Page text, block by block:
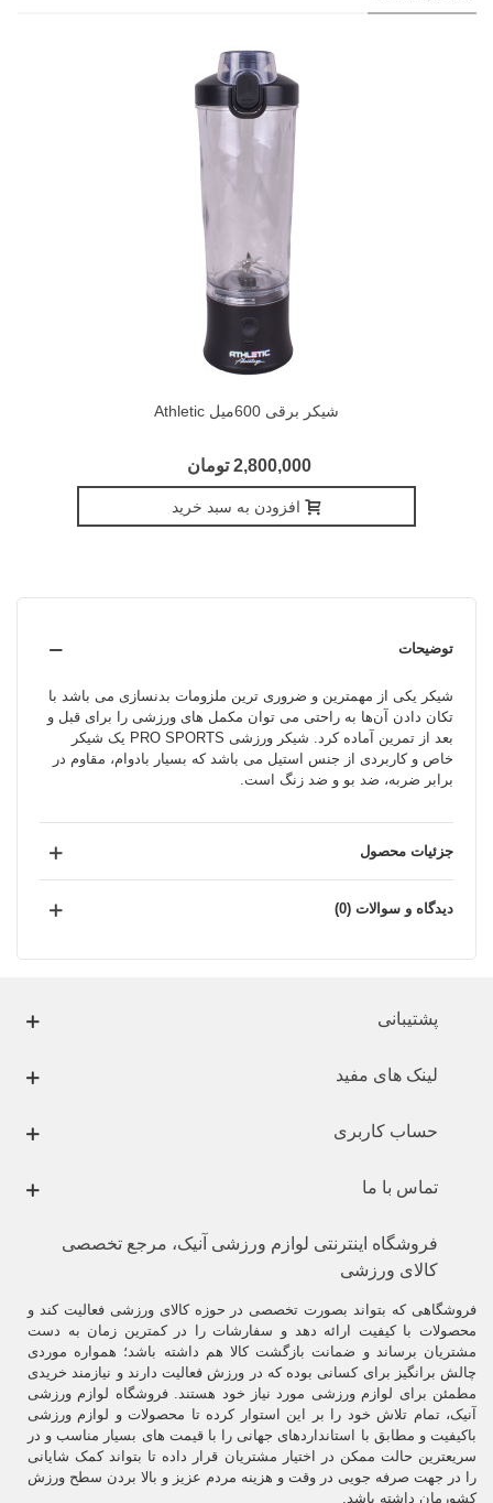
شیکر برقی 600میل Athletic
2,800,000 تومان
افزودن به سبد خرید
توضیحات
شیکر یکی از مهمترین و ضروری ترین ملزومات بدنسازی می باشد با
تکان دادن آن‎‌ها به راحتی می توان مکمل های ورزشی را برای قبل و
بعد از تمرین آماده کرد. شيکر ورزشی PRO SPORTS یک شیکر
خاص و کاربردی از جنس استیل می باشد که بسیار بادوام، مقاوم در
برابر ضربه، ضد بو و ضد زنگ است.
جزئیات محصول
دیدگاه و سوالات (0)
پشتیبانی
لینک های مفید
حساب کاربری
تماس با ما
فروشگاه اینترنتی لوازم ورزشی آنیک، مرجع تخصصی
کالای ورزشی
فروشگاهی که بتواند بصورت تخصصی در حوزه کالای ورزشی فعالیت کند و
محصولات با کیفیت ارائه دهد و سفارشات را در کمترین زمان به دست
مشتریان برساند و ضمانت بازگشت کالا هم داشته باشد؛ همواره موردی
چالش برانگیز برای کسانی بوده که در ورزش فعالیت دارند و نیازمند خریدی
مطمئن برای لوازم ورزشی مورد نیاز خود هستند. فروشگاه لوازم ورزشی
آنیک، تمام تلاش خود را بر این استوار کرده تا محصولات و لوازم ورزشی
باکیفیت و مطابق با استانداردهای جهانی را با قیمت های بسیار مناسب و در
سریعترین حالت ممکن در اختیار مشتریان قرار داده تا بتواند کمک شایانی
را در جهت صرفه جویی در وقت و هزینه مردم عزیز و بالا بردن سطح ورزش
کشورمان داشته باشد.